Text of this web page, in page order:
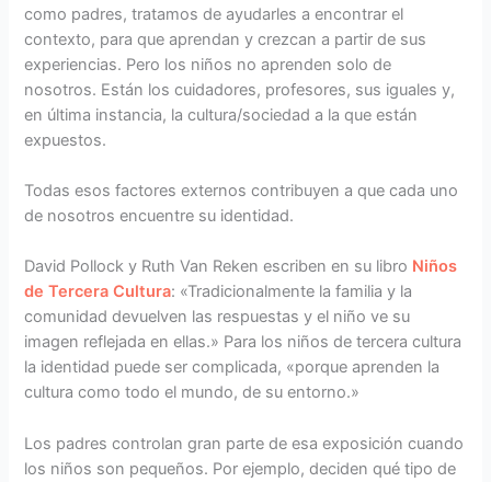
como padres, tratamos de ayudarles a encontrar el
contexto, para que aprendan y crezcan a partir de sus
experiencias. Pero los niños no aprenden solo de
nosotros. Están los cuidadores, profesores, sus iguales y,
en última instancia, la cultura/sociedad a la que están
expuestos.
Todas esos factores externos contribuyen a que cada uno
de nosotros encuentre su identidad.
David Pollock y Ruth Van Reken escriben en su libro Niños
de Tercera Cultura: «Tradicionalmente la familia y la
comunidad devuelven las respuestas y el niño ve su
imagen reflejada en ellas.» Para los niños de tercera cultura
la identidad puede ser complicada, «porque aprenden la
cultura como todo el mundo, de su entorno.»
Los padres controlan gran parte de esa exposición cuando
los niños son pequeños. Por ejemplo, deciden qué tipo de